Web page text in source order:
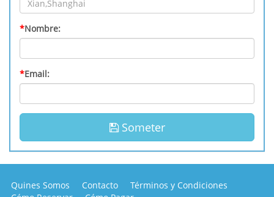
*Nombre:
*Email:
Someter
Quines Somos Contacto
Términos y Condiciones